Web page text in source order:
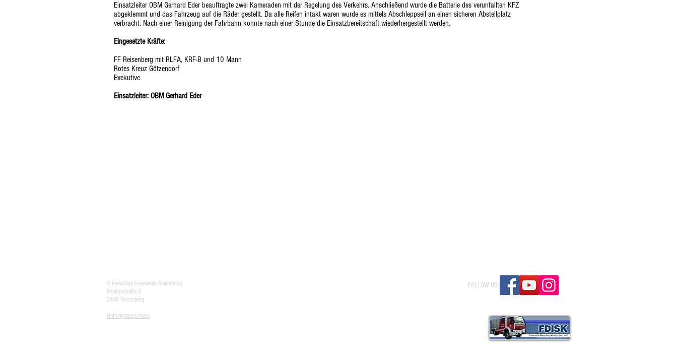
Einsatzleiter OBM Gerhard Eder beauftragte zwei Kameraden mit der Regelung des Verkehrs. Anschließend wurde die Batterie des verunfallten KFZ
abgeklemmt und das Fahrzeug auf die Räder gestellt. Da alle Reifen intakt waren wurde es mittels Abschleppseil an einen sicheren Abstellplatz
verbracht. Nach einer Reinigung der Fahrbahn konnte nach einer Stunde die Einsatzbereitschaft wiederhergestellt werden.
Eingesetzte Kräfte:
FF Reisenberg mit RLFA, KRF-B und 10 Mann
Rotes Kreuz Götzendorf
Exekutive
Einsatzleiter: OBM Gerhard Eder
© Freiwillige Feuerwehr Reisenberg
Reaktorstraße 3
2440 Reisenberg
Haftungsausschluss
FOLLOW US: